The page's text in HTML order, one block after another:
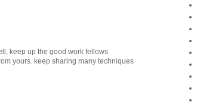
keep up the good work fellows
yours. keep sharing many techniques